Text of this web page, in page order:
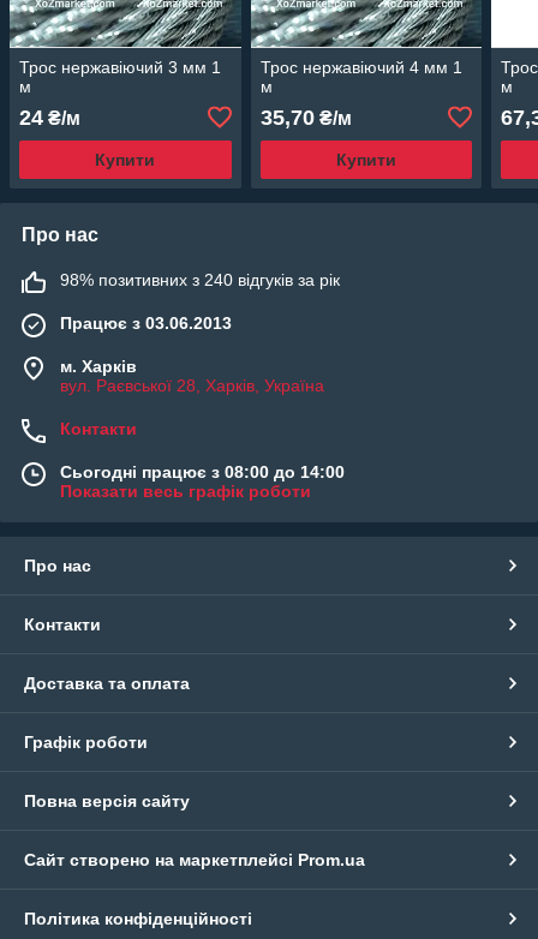
Трос нержавіючий 3 мм 1
м
24 ₴/м
Купити
Трос нержавіючий 4 мм 1
м
35,70₴/м
Купити
м
Про нас
98% позитивних з 240 відгуків за рік
Працює з 03.06.2013
м. Харків
вул. Раєвської 28, Харків, Україна
Контакти
Сьогодні працює з 08:00 до 14:00
Показати весь графік роботи
Про нас
Контакти
Доставка та оплата
Графік роботи
Повна версія сайту
Сайт створено на маркетплейсі Prom.ua
Політика конфіденційності